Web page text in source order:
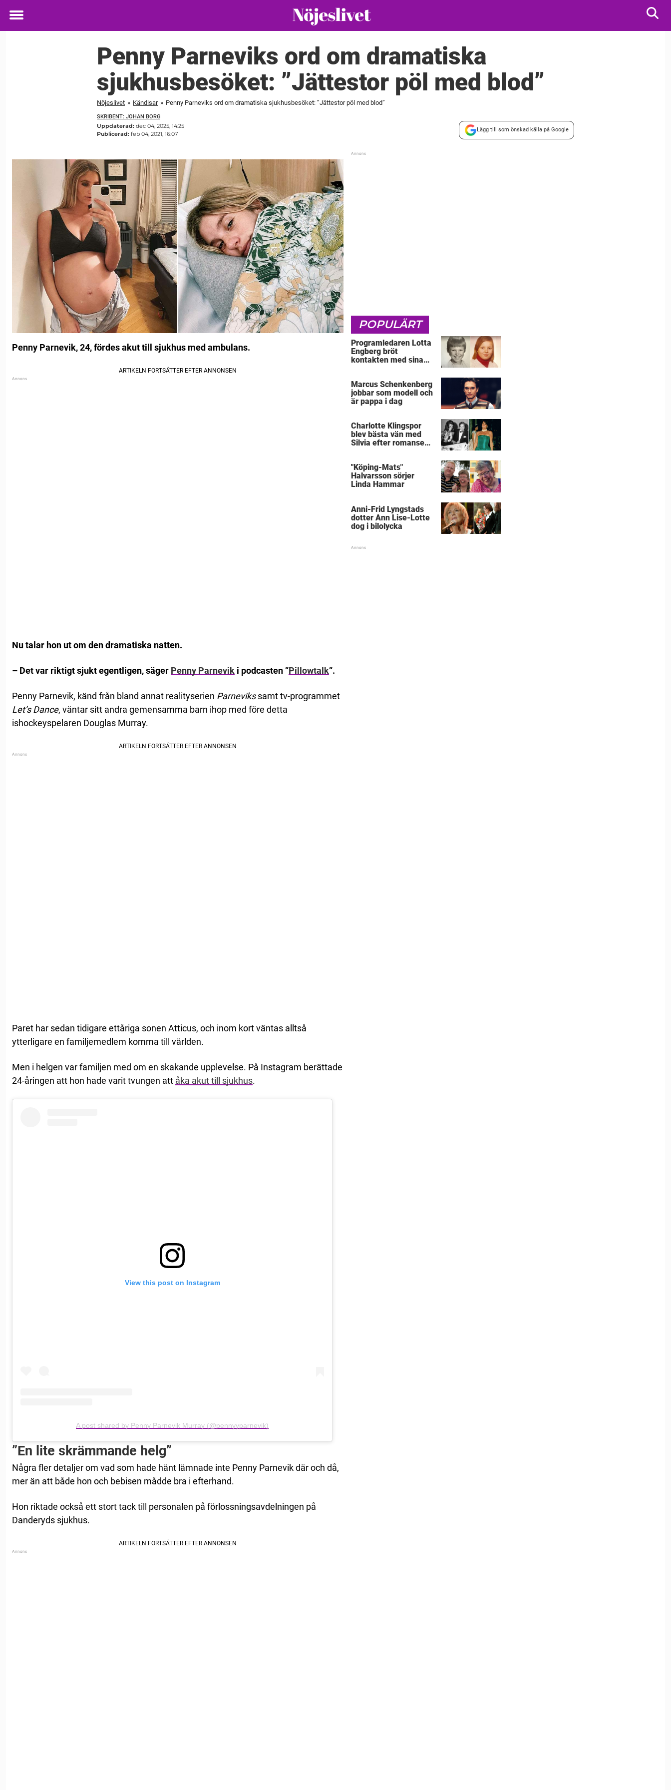
Toggle
Penny Parneviks ord om dramatiska
sjukhusbesöket: ”Jättestor pöl med blod”
Nöjeslivet » Kändisar » Penny Parneviks ord om dramatiska sjukhusbesöket: ”Jättestor pöl med blod”
SKRIBENT: JOHAN BORG
Uppdaterad: dec 04, 2025, 14:25
Publicerad: feb 04, 2021, 16:07
Lägg till som önskad källa på Google
Penny Parnevik, 24, fördes akut till sjukhus med ambulans.
Nu talar hon ut om den dramatiska natten.
– Det var riktigt sjukt egentligen, säger Penny Parnevik i podcasten ”Pillowtalk”.
Penny Parnevik, känd från bland annat realityserien Parnevikssamt tv-programmet
Let’s Dance, väntar sitt andra gemensamma barn ihop med före detta
ishockeyspelaren Douglas Murray.
Paret har sedan tidigare ettåriga sonen Atticus, och inom kort väntas alltså
ytterligare en familjemedlem komma till världen.
Men i helgen var familjen med om en skakande upplevelse. På Instagram berättade
24-åringen att hon hade varit tvungen att åka akut till sjukhus.
View this post on Instagram
A post shared by Penny Parnevik Murray (@pennyyparnevik)
”En lite skrämmande helg”
Några fler detaljer om vad som hade hänt lämnade inte Penny Parnevik där och då,
mer än att både hon och bebisen mådde bra i efterhand.
Hon riktade också ett stort tack till personalen på förlossningsavdelningen på
Danderyds sjukhus.
POPULÄRT
Programledaren Lotta
Engberg bröt
kontakten med sina
Marcus Schenkenberg
jobbar som modell och
är pappa i dag
Charlotte Klingspor
blev bästa vän med
Silvia efter romansen
"Köping-Mats"
Halvarsson sörjer
Linda Hammar
Anni-Frid Lyngstads
dotter Ann Lise-Lotte
dog i bilolycka